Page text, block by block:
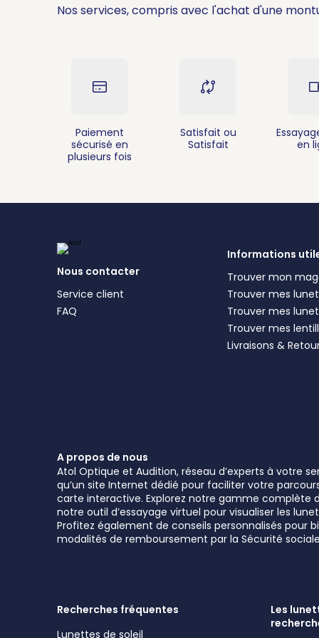
RDV
4,8
Ouvre demain à 09:00
Nos services, compris avec l'achat d'une
Paiement
sécurisé en
plusieurs fois
Satisfait ou
Satisfait
en
Nous contacter
Service client
FAQ
Informations
Trouver mon
Trouver mes
Trouver mes
Trouver mes
Livraisons &
A propos de nous
Atol Optique et Audition, réseau d’experts à votre
qu’un site Internet dédié pour faciliter votre
carte interactive. Explorez notre gamme complète
notre outil d’essayage virtuel pour visualiser les
Profitez également de conseils personnalisés pour
modalités de remboursement par la Sécurité
Recherches fréquentes
Lunettes de soleil
Les